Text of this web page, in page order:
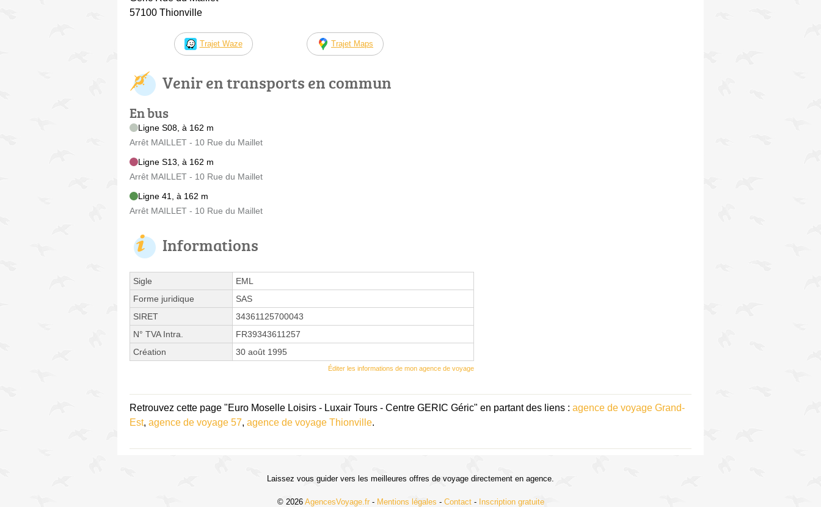
57100 Thionville
Trajet Waze Trajet Maps
Venir en transports en commun
En bus
Ligne S08, à 162 m
Arrêt MAILLET - 10 Rue du Maillet
Ligne S13, à 162 m
Arrêt MAILLET - 10 Rue du Maillet
Ligne 41, à 162 m
Arrêt MAILLET - 10 Rue du Maillet
Informations
Sigle
EML
Forme juridique
SAS
SIRET
34361125700043
N° TVA Intra.
FR39343611257
Création
30 août 1995
Éditer les informations de mon agence de voyage
Retrouvez cette page "Euro Moselle Loisirs - Luxair Tours - Centre GERIC Géric" en partant des liens : agence de voyage Grand-
Est, agence de voyage 57, agence de voyage Thionville.
Laissez vous guider vers les meilleures offres de voyage directement en agence.
© 2026 AgencesVoyage.fr - Mentions légales - Contact- Inscription gratuite